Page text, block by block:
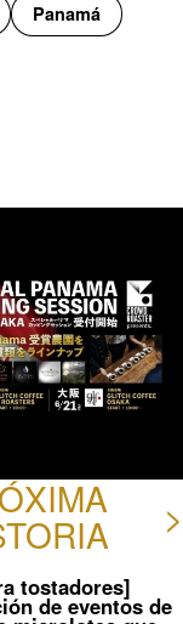
Panamá
>
tostadores]
de eventos de